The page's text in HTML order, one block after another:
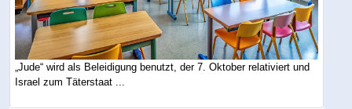
„Jude“ wird als Beleidigung benutzt, der 7. Oktober relativiert und
Israel zum Täterstaat ...